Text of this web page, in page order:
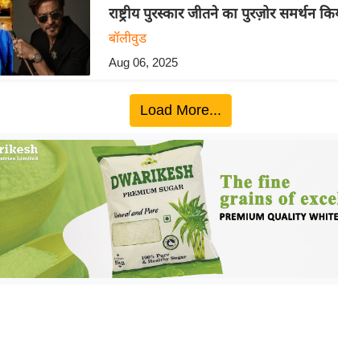
राष्ट्रीय पुरस्कार जीतने का पुरज़ोर समर्थन
बॉलीवुड
Aug 06, 2025
Load More...